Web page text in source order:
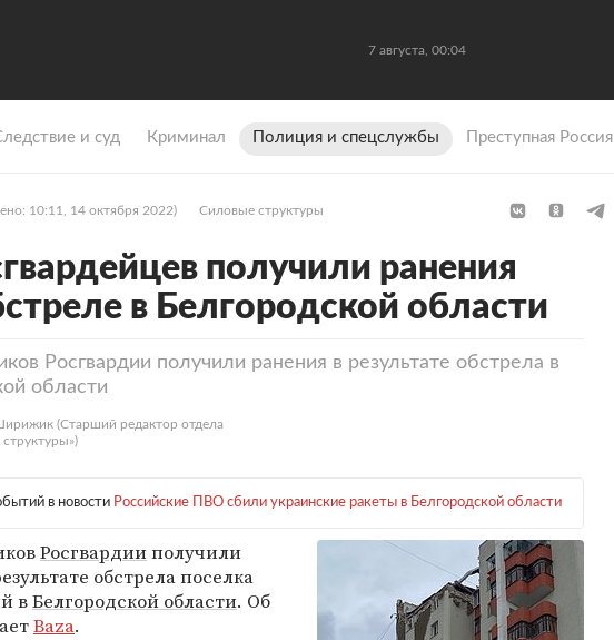
7 августа, 00:04
и суд Криминал Полиция и спецслужбы Преступная Россия
10:11, 14 октября 2022) Силовые структуры
получили ранения
в Белгородской области
Росгвардии получили ранения в результате обстрела в
области
(Старший редактор отдела
в новости Российские ПВО сбили украинские ракеты в Белгородской области
Росгвардииполучили
обстрела поселка
вБелгородской области. Об
Baza.